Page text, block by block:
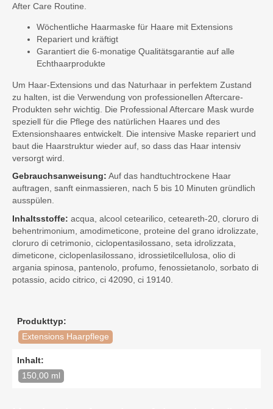
After Care Routine.
Wöchentliche Haarmaske für Haare mit Extensions
Repariert und kräftigt
Garantiert die 6-monatige Qualitätsgarantie auf alle
Echthaarprodukte
Um Haar-Extensions und das Naturhaar in perfektem Zustand
zu halten, ist die Verwendung von professionellen Aftercare-
Produkten sehr wichtig. Die Professional Aftercare Mask wurde
speziell für die Pflege des natürlichen Haares und des
Extensionshaares entwickelt. Die intensive Maske repariert und
baut die Haarstruktur wieder auf, so dass das Haar intensiv
versorgt wird.
Gebrauchsanweisung: Auf das handtuchtrockene Haar
auftragen, sanft einmassieren, nach 5 bis 10 Minuten gründlich
ausspülen.
Inhaltsstoffe: acqua, alcool cetearilico, ceteareth-20, cloruro di
behentrimonium, amodimeticone, proteine del grano idrolizzate,
cloruro di cetrimonio, ciclopentasilossano, seta idrolizzata,
dimeticone, ciclopenlasilossano, idrossietilcellulosa, olio di
argania spinosa, pantenolo, profumo, fenossietanolo, sorbato di
potassio, acido citrico, ci 42090, ci 19140.
Produkttyp:
Extensions Haarpflege
Inhalt:
150,00 ml